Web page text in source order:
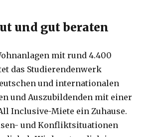
und gut beraten
mit rund 4.400
das Studierendenwerk
und internationalen
und Auszubildenden mit einer
Inclusive-Miete ein Zuhause.
und Konfliktsituationen